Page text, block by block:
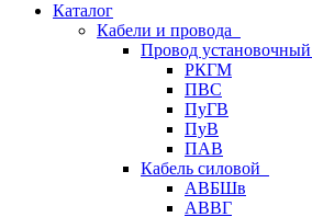
Каталог
Кабели и провода
Провод установочный
РКГМ
ПВС
ПуГВ
ПуВ
ПАВ
Кабель силовой
АВБШв
АВВГ